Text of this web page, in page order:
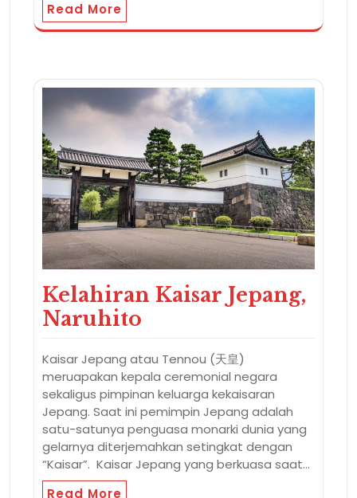
Read More
Kelahiran Kaisar Jepang,
Naruhito
Kaisar Jepang atau Tennou (天皇)
meruapakan kepala ceremonial negara
sekaligus pimpinan keluarga kekaisaran
Jepang. Saat ini pemimpin Jepang adalah
satu-satunya penguasa monarki dunia yang
gelarnya diterjemahkan setingkat dengan
“Kaisar”. Kaisar Jepang yang berkuasa saat…
Read More